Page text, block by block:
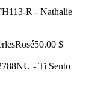
Rosé50.00 $